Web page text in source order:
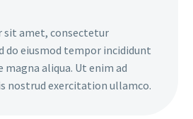
sit amet, consectetur
do eiusmod tempor incididunt
aliqua. Ut enim ad
nostrud exercitation ullamco.